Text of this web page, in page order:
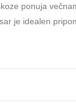
ponuja
je idealen